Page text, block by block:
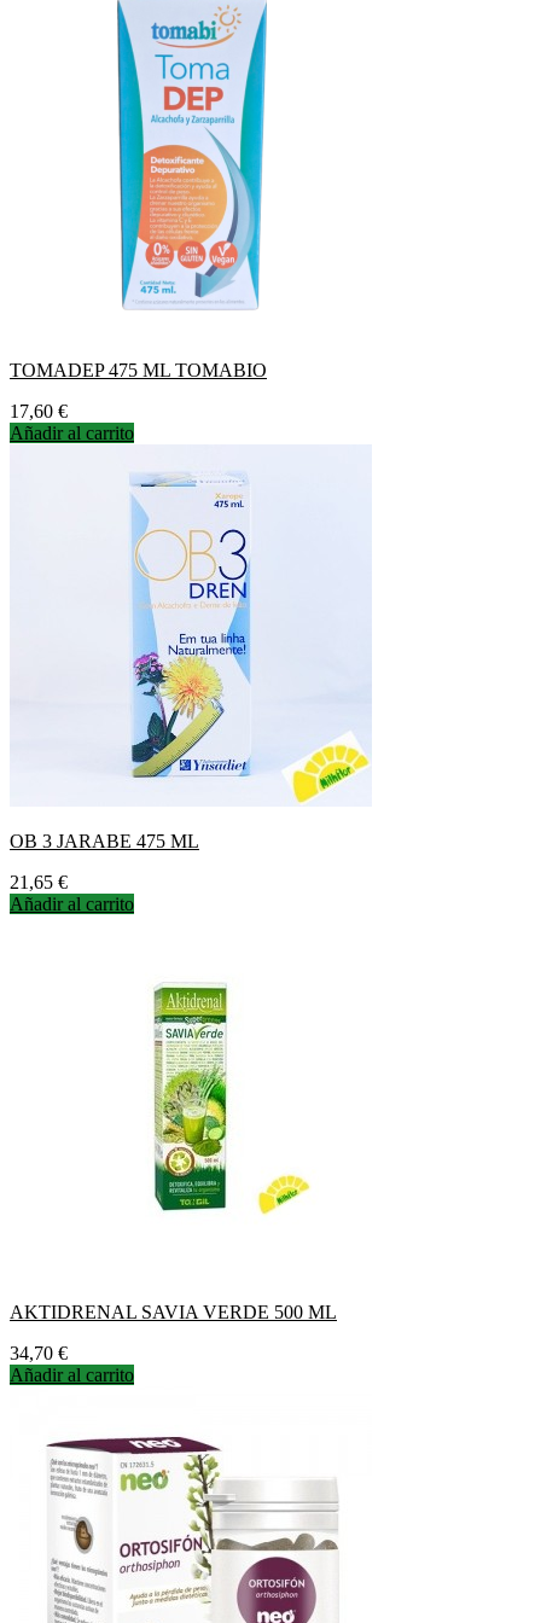
TOMADEP 475 ML TOMABIO
Precio
17,60 €
Añadir al carrito
OB 3 JARABE 475 ML
Precio
21,65 €
Añadir al carrito
AKTIDRENAL SAVIA VERDE 500 ML
Precio
34,70 €
Añadir al carrito